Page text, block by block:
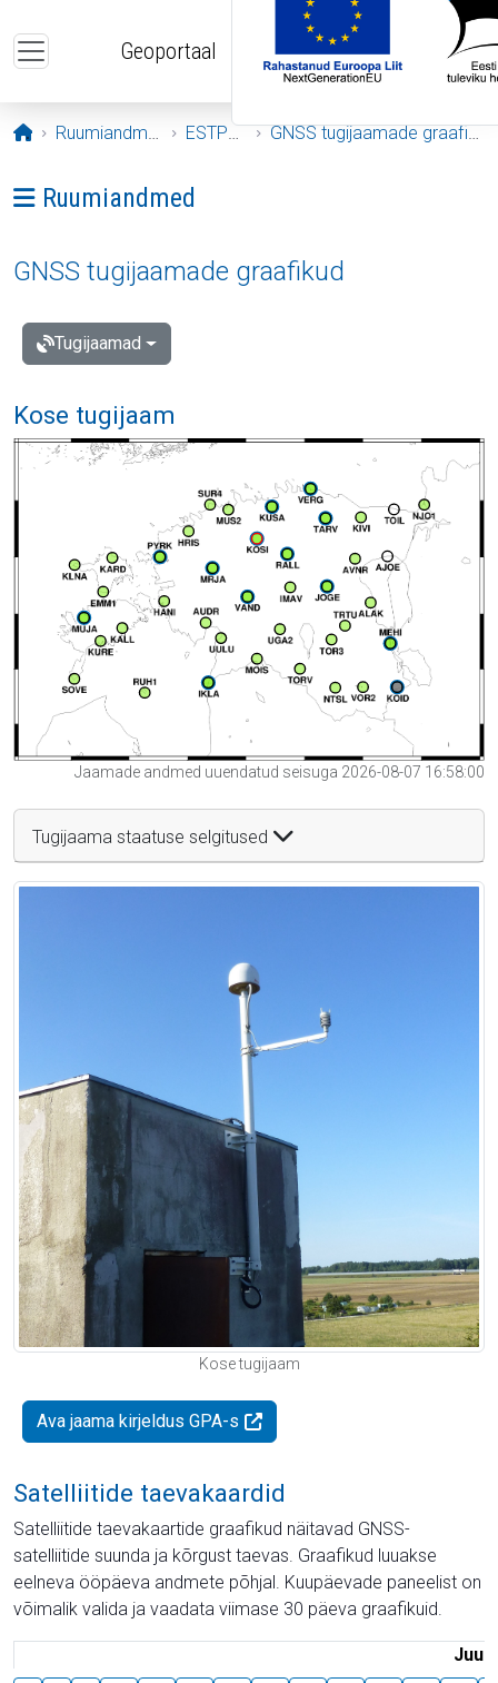
Geoportaal
Avaleht
Ruumiandmed ESTPOS GNSS tugijaamade graafikud
Ava menüü: Ruumiandmed
Ruumiandmed
GNSS tugijaamade graafikud
Tugijaamad
Kose tugijaam
Jaamade andmed uuendatud seisuga 2026-08-07 16:58:00
Tugijaama staatuse selgitused
Kose tugijaam
Ava jaama kirjeldus GPA-s
Satelliitide taevakaardid
Satelliitide taevakaartide graafikud näitavad GNSS-
satelliitide suunda ja kõrgust taevas. Graafikud luuakse
eelneva ööpäeva andmete põhjal. Kuupäevade paneelist on
võimalik valida ja vaadata viimase 30 päeva graafikuid.
Juuli